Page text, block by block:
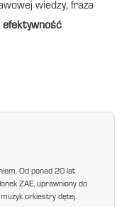
wiedzy, fraza
efektywność
Od ponad 20 lat
ZAE, uprawniony do
orkiestry dętej.